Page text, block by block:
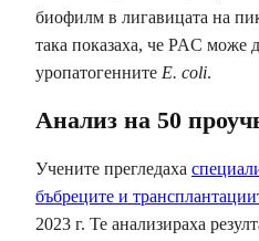
биофилм в лигавицата на
така показаха, че PAC може
уропатогенните Е. coli.
Анализ на 50
Учените прегледаха
бъбреците и
2023 г. Те анализираха